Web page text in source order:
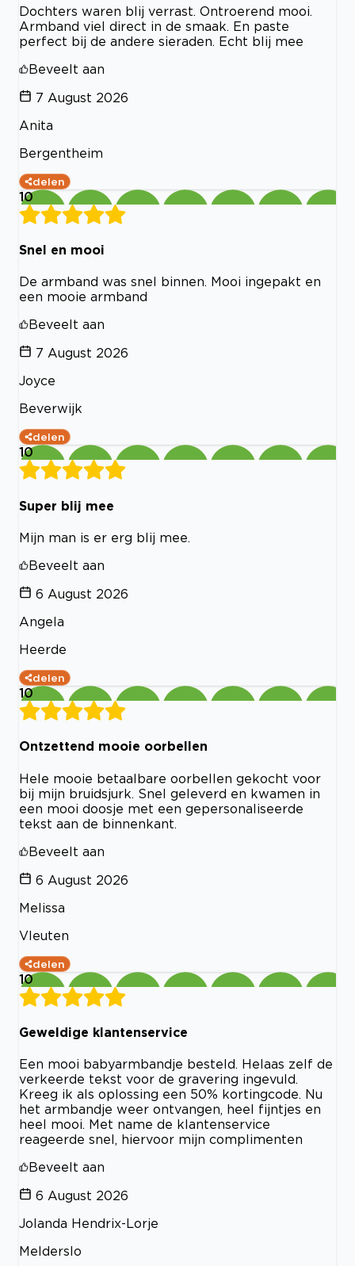
Dochters waren blij verrast. Ontroerend mooi.
Armband viel direct in de smaak. En paste
perfect bij de andere sieraden. Echt blij mee
Beveelt aan
7 August 2026
Anita
Bergentheim
delen
10
Snel en mooi
De armband was snel binnen. Mooi ingepakt en
een mooie armband
Beveelt aan
7 August 2026
Joyce
Beverwijk
delen
10
Super blij mee
Mijn man is er erg blij mee.
Beveelt aan
6 August 2026
Angela
Heerde
delen
10
Ontzettend mooie oorbellen
Hele mooie betaalbare oorbellen gekocht voor
bij mijn bruidsjurk. Snel geleverd en kwamen in
een mooi doosje met een gepersonaliseerde
tekst aan de binnenkant.
Beveelt aan
6 August 2026
Melissa
Vleuten
delen
10
Geweldige klantenservice
Een mooi babyarmbandje besteld. Helaas zelf de
verkeerde tekst voor de gravering ingevuld.
Kreeg ik als oplossing een 50% kortingcode. Nu
het armbandje weer ontvangen, heel fijntjes en
heel mooi. Met name de klantenservice
reageerde snel, hiervoor mijn complimenten
Beveelt aan
6 August 2026
Jolanda Hendrix-Lorje
Melderslo